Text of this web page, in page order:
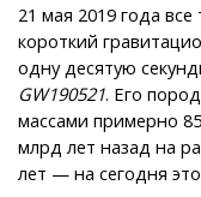
21 мая 2019 года
короткий
одну десятую
GW190521. Его
массами примерно
млрд лет назад на
лет — на сегодня